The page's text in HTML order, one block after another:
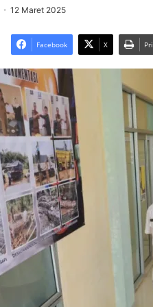
12 Maret 2025
Facebook X